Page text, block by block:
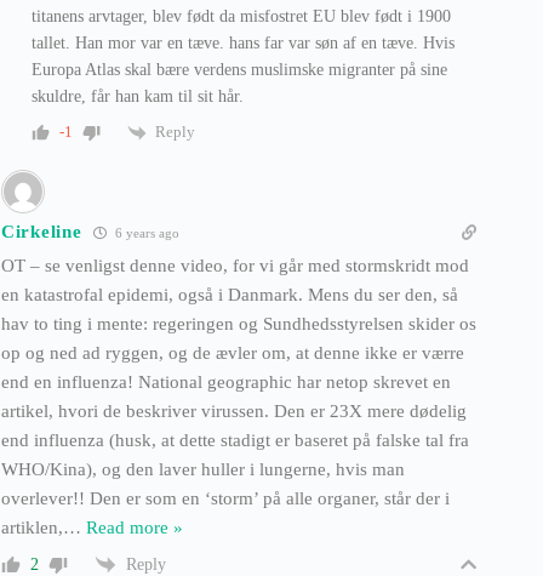
titanens arvtager, blev født da misfostret EU blev født i 1900
tallet. Han mor var en tæve. hans far var søn af en tæve. Hvis
Europa Atlas skal bære verdens muslimske migranter på sine
skuldre, får han kam til sit hår.
-1
Reply
Cirkeline 6 years ago
OT – se venligst denne video, for vi går med stormskridt mod
en katastrofal epidemi, også i Danmark. Mens du ser den, så
hav to ting i mente: regeringen og Sundhedsstyrelsen skider os
op og ned ad ryggen, og de ævler om, at denne ikke er værre
end en influenza! National geographic har netop skrevet en
artikel, hvori de beskriver virussen. Den er 23X mere dødelig
end influenza (husk, at dette stadigt er baseret på falske tal fra
WHO/Kina), og den laver huller i lungerne, hvis man
overlever!! Den er som en ‘storm’ på alle organer, står der i
artiklen,… Read more »
2 Reply